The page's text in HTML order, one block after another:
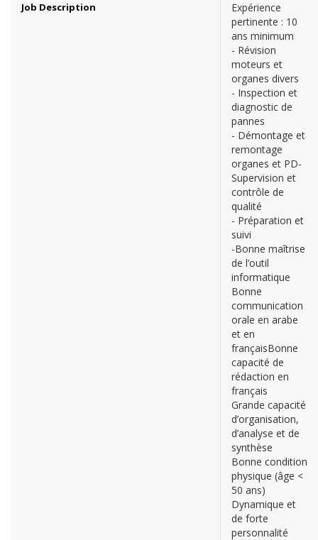
Job Description
Expérience
pertinente : 10
ans minimum
- Révision
moteurs et
organes divers
- Inspection et
diagnostic de
pannes
- Démontage et
remontage
organes et PD-
Supervision et
contrôle de
qualité
- Préparation et
suivi
-Bonne maîtrise
de l’outil
informatique
Bonne
communication
orale en arabe
et en
françaisBonne
capacité de
rédaction en
français
Grande capacité
d’organisation,
d’analyse et de
synthèse
Bonne condition
physique (âge <
50 ans)
Dynamique et
de forte
personnalité